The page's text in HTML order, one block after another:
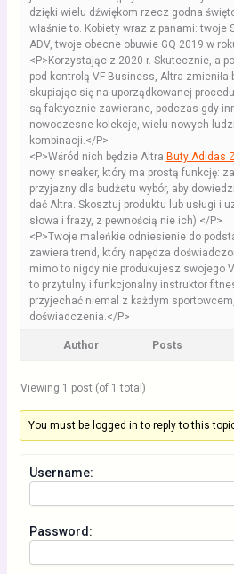
dzięki wielu dźwiękom rzecz godna
właśnie to. Kobiety wraz z panami: twoje
ADV, twoje obecne obuwie GQ 2019 w
<P>Korzystając z 2020 r. Skutecznie, a
pod kontrolą VF Business, Altra zmieniła
skupiając się na uporządkowanej
są faktycznie zawierane, podczas gdy
nowoczesne kolekcje, wielu nowych
kombinacji.</P>
<P>Wśród nich będzie Altra Buty Adidas
nowy sneaker, który ma prostą funkcję:
przyjazny dla budżetu wybór, aby
dać Altra. Skosztuj produktu lub usługi i
słowa i frazy, z pewnością nie ich).</P>
<P>Twoje maleńkie odniesienie do
zawiera trend, który napędza
mimo to nigdy nie produkujesz swojego
to przytulny i funkcjonalny instruktor
przyjechać niemal z każdym
doświadczenia.</P>
Author Posts
Viewing 1 post (of 1 total)
You must be logged in to reply to this
Username:
Password: